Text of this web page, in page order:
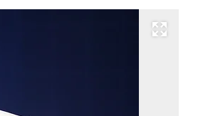
Развернуть на весь экран